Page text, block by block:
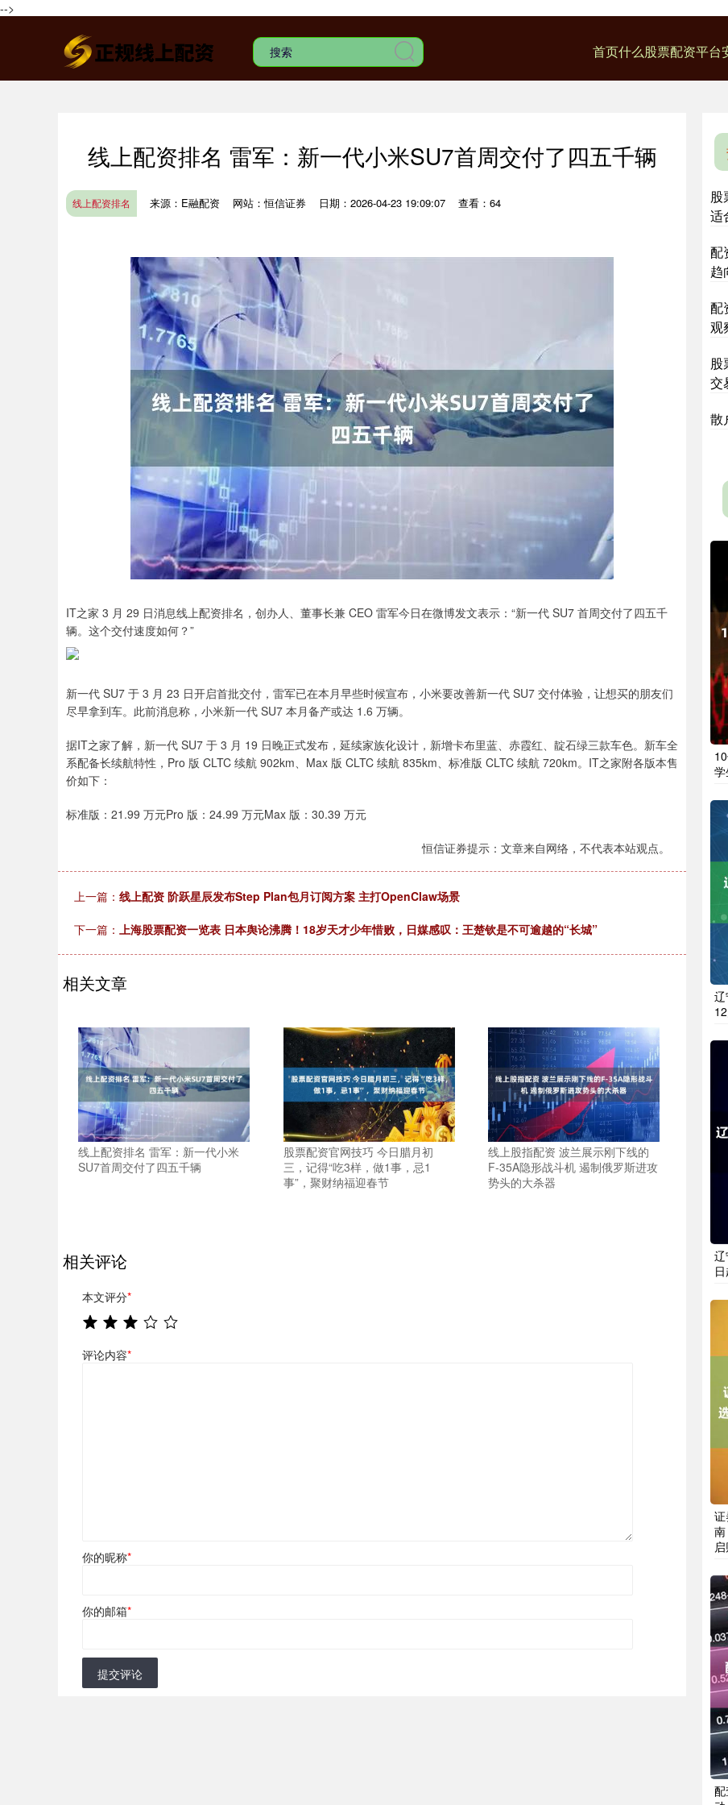
-->
首页什么股票配资平台
线上配资排名 雷军：新一代小米SU7首周交付了四五千辆
线上配资排名 来源：E融配资 网站：恒信证券 日期：2026-04-23 19:09:07 查看：64
IT之家 3 月 29 日消息线上配资排名，创办人、董事长兼 CEO 雷军今日在微博发文表示：“新一代 SU7 首周交付了四五千
辆。这个交付速度如何？”
新一代 SU7 于 3 月 23 日开启首批交付，雷军已在本月早些时候宣布，小米要改善新一代 SU7 交付体验，让想买的朋友们
尽早拿到车。此前消息称，小米新一代 SU7 本月备产或达 1.6 万辆。
据IT之家了解，新一代 SU7 于 3 月 19 日晚正式发布，延续家族化设计，新增卡布里蓝、赤霞红、靛石绿三款车色。新车全
系配备长续航特性，Pro 版 CLTC 续航 902km、Max 版 CLTC 续航 835km、标准版 CLTC 续航 720km。IT之家附各版本售
价如下：
标准版：21.99 万元Pro 版：24.99 万元Max 版：30.39 万元
恒信证券提示：文章来自网络，不代表本站观点。
上一篇： 线上配资 阶跃星辰发布Step Plan包月订阅方案 主打OpenClaw场景
下一篇： 上海股票配资一览表 日本舆论沸腾！18岁天才少年惜败，日媒感叹：王楚钦是不可逾越的“长城”
相关文章
线上配资排名 雷军：新一代小米
SU7首周交付了四五千辆
股票配资官网技巧 今日腊月初
三，记得“吃3样，做1事，忌1
事”，聚财纳福迎春节
线上股指配资 波兰展示刚下线的
F-35A隐形战斗机 遏制俄罗斯进攻
势头的大杀器
相关评论
本文评分*
评论内容*
你的昵称*
你的邮箱*
提交评论
股
适
配
趋
配
观
股
交
散